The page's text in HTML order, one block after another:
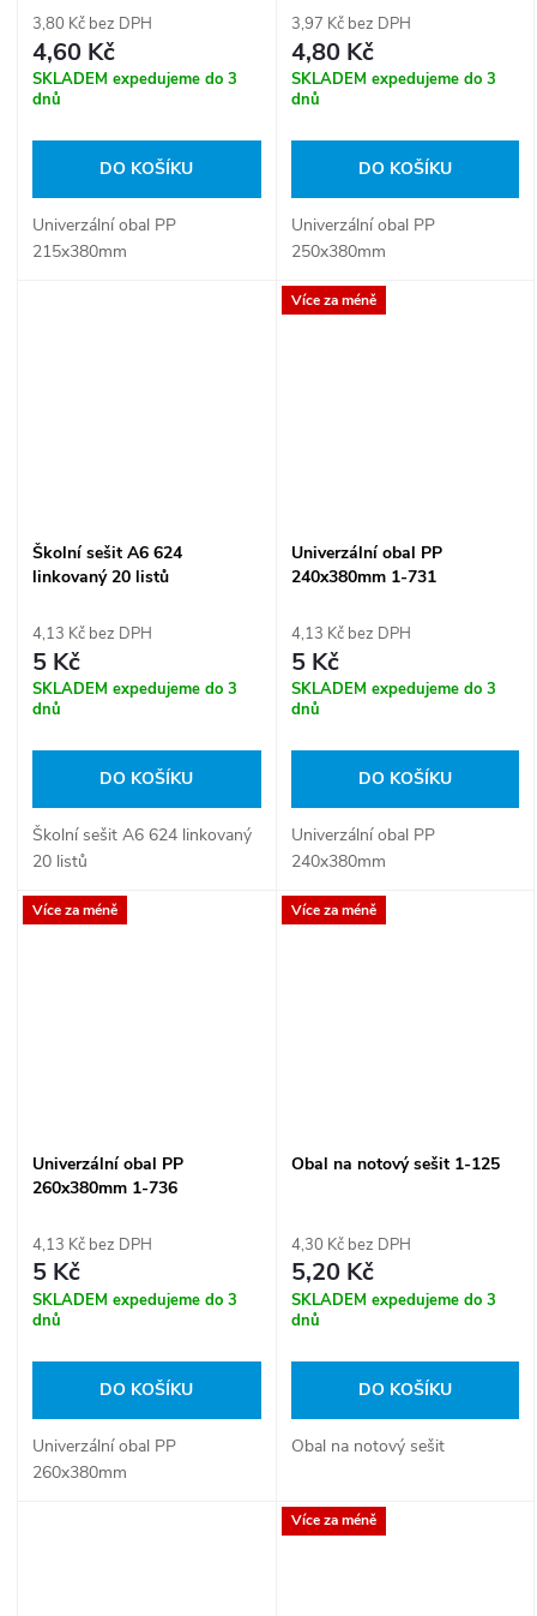
3,80 Kč bez DPH
4,60 Kč
SKLADEM expedujeme do 3
dnů
DO KOŠÍKU
Univerzální obal PP
215x380mm
3,97 Kč bez DPH
4,80 Kč
SKLADEM expedujeme do 3
dnů
DO KOŠÍKU
Univerzální obal PP
250x380mm
Školní sešit A6 624
linkovaný 20 listů
4,13 Kč bez DPH
5 Kč
SKLADEM expedujeme do 3
dnů
DO KOŠÍKU
Školní sešit A6 624 linkovaný
20 listů
Více za méně
Univerzální obal PP
240x380mm 1-731
4,13 Kč bez DPH
5 Kč
SKLADEM expedujeme do 3
dnů
DO KOŠÍKU
Univerzální obal PP
240x380mm
Více za méně
Univerzální obal PP
260x380mm 1-736
4,13 Kč bez DPH
5 Kč
SKLADEM expedujeme do 3
dnů
DO KOŠÍKU
Univerzální obal PP
260x380mm
Více za méně
Obal na notový sešit 1-125
4,30 Kč bez DPH
5,20 Kč
SKLADEM expedujeme do 3
dnů
DO KOŠÍKU
Obal na notový sešit
Více za méně